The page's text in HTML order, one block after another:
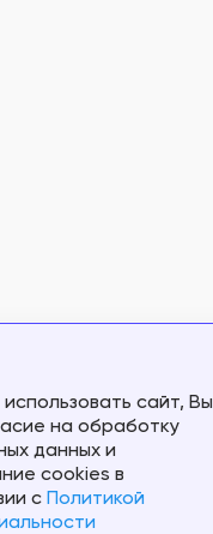
сайт, Вы
на обработку
данных и
cookies в
c Политикой